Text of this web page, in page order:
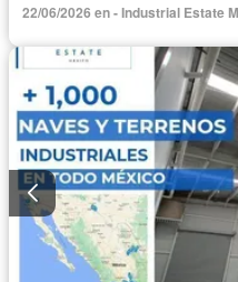
22/06/2026 en - Industrial Estate